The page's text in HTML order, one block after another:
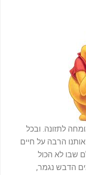
לתזונה. ובכל
הרבה על חיים
שבו לא הכול
הדבש נגמר,